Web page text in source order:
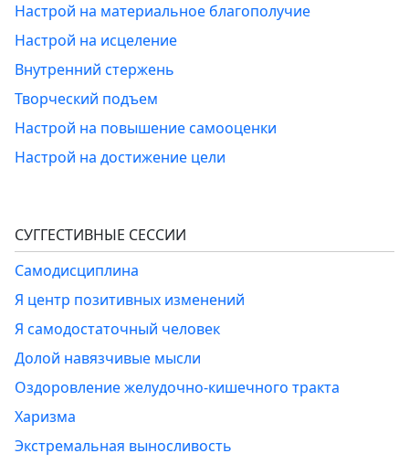
Настрой на материальное благополучие
Настрой на исцеление
Внутренний стержень
Творческий подъем
Настрой на повышение самооценки
Настрой на достижение цели
СУГГЕСТИВНЫЕ СЕССИИ
Самодисциплина
Я центр позитивных изменений
Я самодостаточный человек
Долой навязчивые мысли
Оздоровление желудочно-кишечного тракта
Харизма
Экстремальная выносливость